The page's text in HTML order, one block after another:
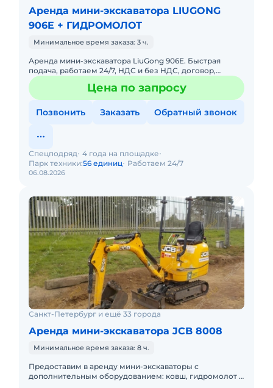
Аренда мини-экскаватора LIUGONG
906E + ГИДРОМОЛОТ
Минимальное время заказа: 3 ч.
Аренда мини-экскаватора LiuGong 906E. Быстрая
подача, работаем 24/7, НДС и без НДС, договор,
закрывающие документы. АРЕНДА МИНИ-
ЭКСКАВАТОРА LIUGONG 906EПредост
Цена по запросу
Позвонить Заказать Обратный звонок
06.08.2026
Спецподряд 4 года на площадке
Парк техники:56 единиц Работаем 24/7
Санкт-Петербург и ещё 33 города
Аренда мини-экскаватора JCB 8008
Минимальное время заказа: 8 ч.
Предоставим в аренду мини-экскаваторы с
дополнительным оборудованием: ковш, гидромолот и